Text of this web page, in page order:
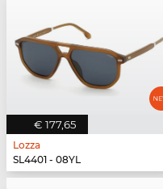
€ 177,65
Lozza
SL4401 - 08YL